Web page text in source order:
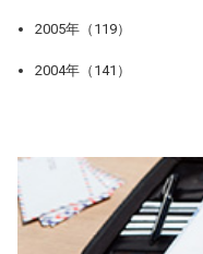
2005年（119）
2004年（141）